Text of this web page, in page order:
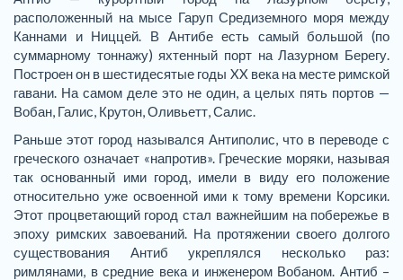
расположенный на мысе Гаруп Средиземного моря между
Каннами и Ниццей. В Антибе есть самый большой (по
суммарному тоннажу) яхтенный порт на Лазурном Берегу.
Построен он в шестидесятые годы XX века на месте римской
гавани. На самом деле это не один, а целых пять портов —
Вобан, Галис, Крутон, Оливьетт, Салис.
Раньше этот город назывался Антиполис, что в переводе с
греческого означает «напротив». Греческие моряки, называя
так основанный ими город, имели в виду его положение
относительно уже освоенной ими к тому времени Корсики.
Этот процветающий город стал важнейшим на побережье в
эпоху римских завоеваний. На протяжении своего долгого
существования Антиб укреплялся несколько раз:
римлянами, в средние века и инженером Вобаном. Антиб –